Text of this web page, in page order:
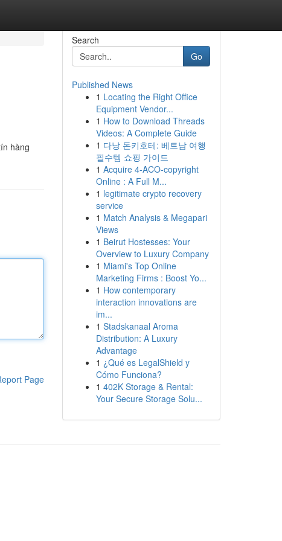
hàng
Page
Search
Go
Published News
1 Locating the Right Office
Equipment Vendor...
1 How to Download Threads
Videos: A Complete Guide
1 다낭 돈키호테: 베트남 여행
필수템 쇼핑 가이드
1 Acquire 4-ACO-copyright
Online : A Full M...
1 legitimate crypto recovery
service
1 Match Analysis & Megapari
Views
1 Beirut Hostesses: Your
Overview to Luxury Company
1 Miami's Top Online
Marketing Firms : Boost Yo...
1 How contemporary
interaction innovations are
im...
1 Stadskanaal Aroma
Distribution: A Luxury
Advantage
1 ¿Qué es LegalShield y
Cómo Funciona?
1 402K Storage & Rental:
Your Secure Storage Solu...